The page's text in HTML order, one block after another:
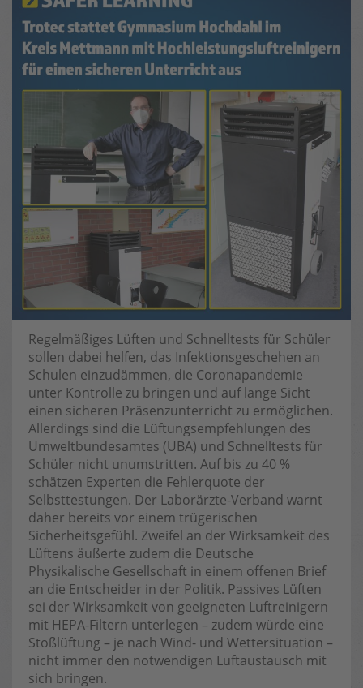
Regelmäßiges Lüften und Schnelltests für Schüler
sollen dabei helfen, das Infektionsgeschehen an
Schulen einzudämmen, die Coronapandemie
unter Kontrolle zu bringen und auf lange Sicht
einen sicheren Präsenzunterricht zu ermöglichen.
Allerdings sind die Lüftungsempfehlungen des
Umweltbundesamtes (UBA) und Schnelltests für
Schüler nicht unumstritten. Auf bis zu 40 %
schätzen Experten die Fehlerquote der
Selbsttestungen. Der Laborärzte-Verband warnt
daher bereits vor einem trügerischen
Sicherheitsgefühl. Zweifel an der Wirksamkeit des
Lüftens äußerte zudem die Deutsche
Physikalische Gesellschaft in einem offenen Brief
an die Entscheider in der Politik. Passives Lüften
sei der Wirksamkeit von geeigneten Luftreinigern
mit HEPA-Filtern unterlegen – zudem würde eine
Stoßlüftung – je nach Wind- und Wettersituation –
nicht immer den notwendigen Luftaustausch mit
sich bringen.